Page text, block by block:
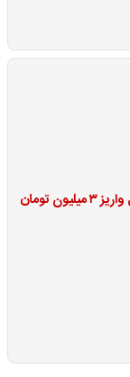
غافلگیری دارندگان سهام عدالت | احتمال واریز ۳ میلیون تومان